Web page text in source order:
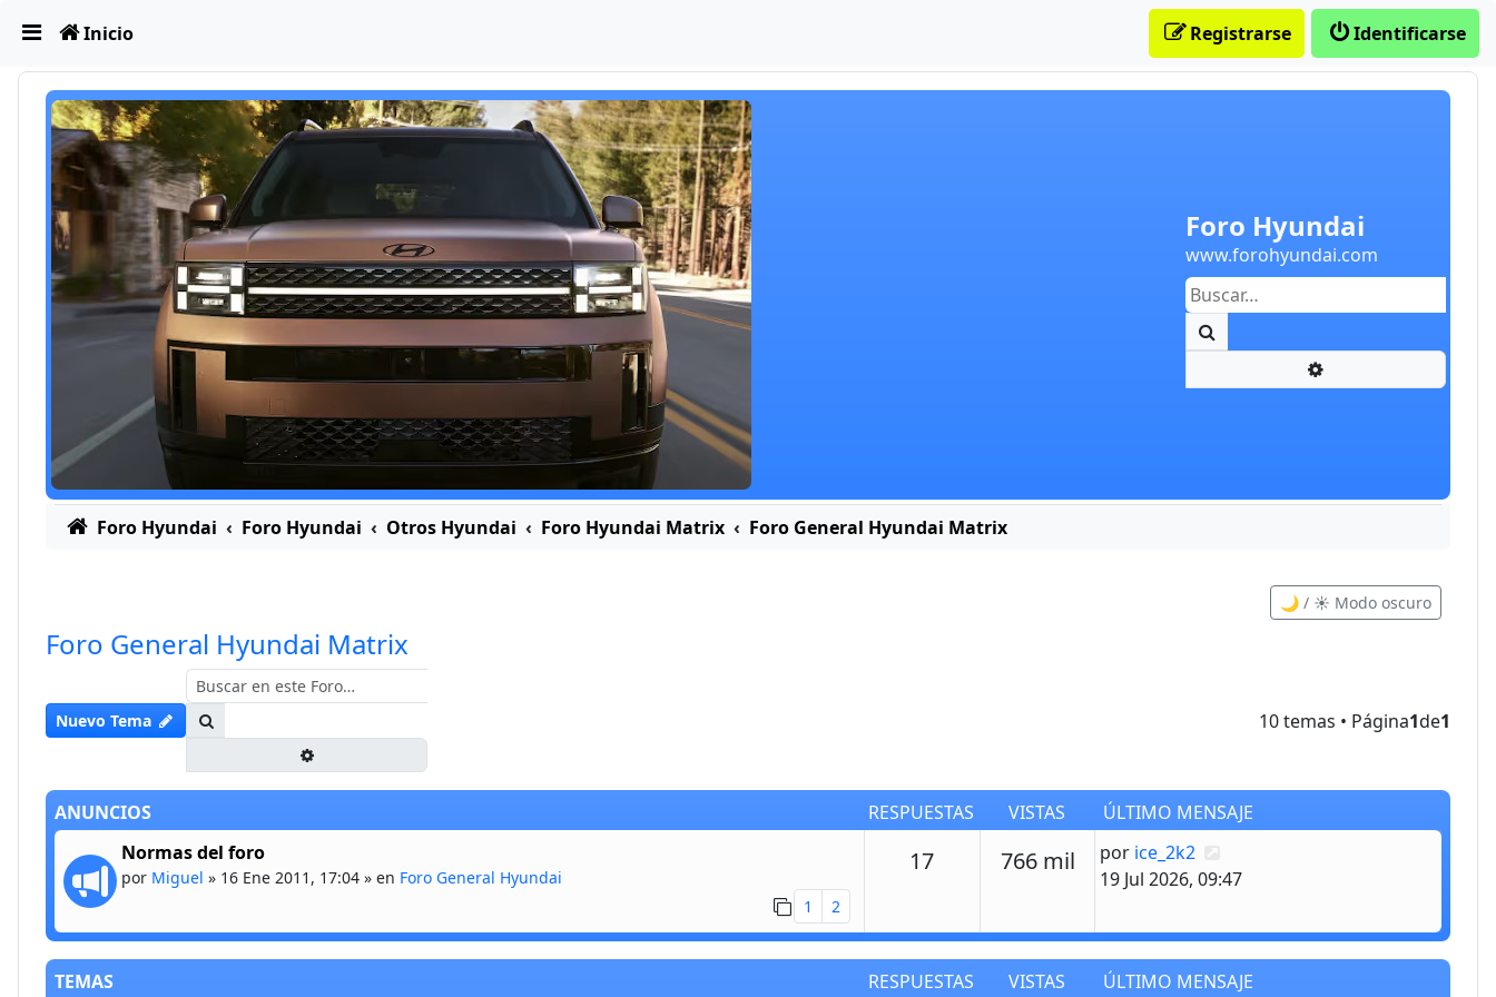
Obviar
Foro Hyundai
www.forohyundai.com
Inicio Identificarse
Registrarse
Foro Hyundai Foro Hyundai Otros Hyundai Foro Hyundai Matrix Foro General Hyundai Matrix
🌙 / ☀️ Modo oscuro
Foro General Hyundai Matrix
Nuevo Tema 10 temas • Página1de1
ANUNCIOS RESPUESTAS VISTAS
ÚLTIMO MENSAJE
Normas del foro
por Miguel » 16 Ene 2011, 17:04 » en Foro General Hyundai
1
2
17Respuestas
766 milVistasÚltimo mensaje
por ice_2k2
19 Jul 2026, 09:47
TEMAS RESPUESTAS VISTAS
ÚLTIMO MENSAJE